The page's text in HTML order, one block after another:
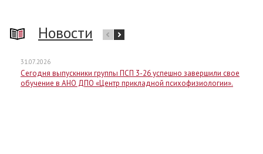
Новости
31.07.2026
Сегодня выпускники группы ПСП 3-26 успешно завершили свое
обучение в АНО ДПО «Центр прикладной психофизиологии».